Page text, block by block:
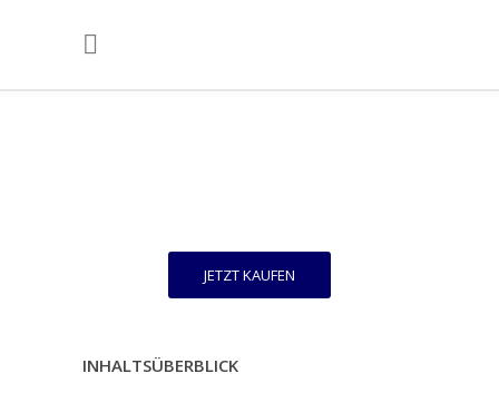
JETZT KAUFEN
INHALTSÜBERBLICK